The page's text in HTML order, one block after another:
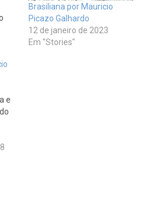
Brasiliana por Mauricio
Picazo Galhardo
12 de janeiro de 2023
Em "Stories"
e